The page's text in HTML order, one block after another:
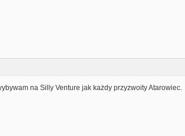
na Silly Venture jak każdy przyzwoity Atarowiec.